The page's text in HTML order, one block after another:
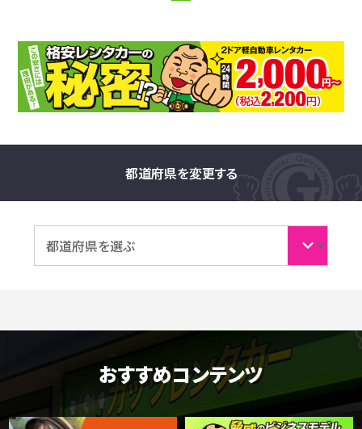
都道府県を変更する
おすすめコンテンツ